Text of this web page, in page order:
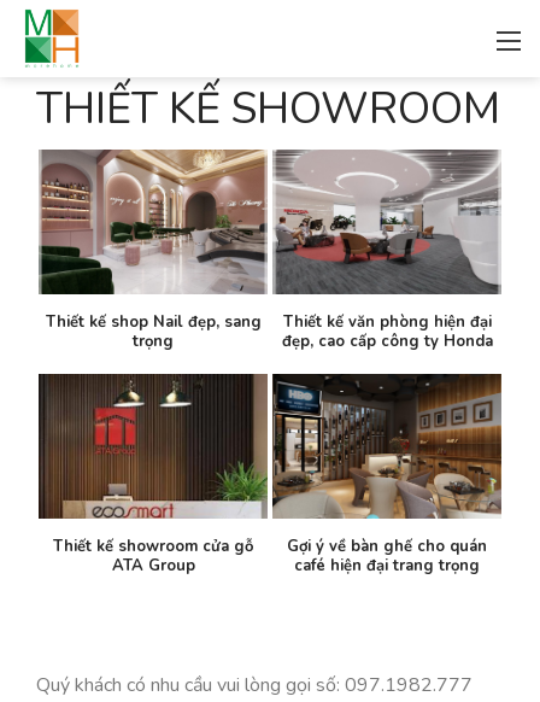
THIẾT KẾ SHOWROOM
Thiết kế shop Nail đẹp, sang
trọng
Thiết kế văn phòng hiện đại
đẹp, cao cấp công ty Honda
Thiết kế showroom cửa gỗ
ATA Group
Gợi ý về bàn ghế cho quán
café hiện đại trang trọng
Quý khách có nhu cầu vui lòng gọi số: 097.1982.777